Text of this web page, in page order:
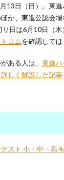
13日（日）。東進
か、東進公認会
り日は6月10日（
コムを確認してほ
ある人は、 東進
しく解説した記事
スト 小・中・高